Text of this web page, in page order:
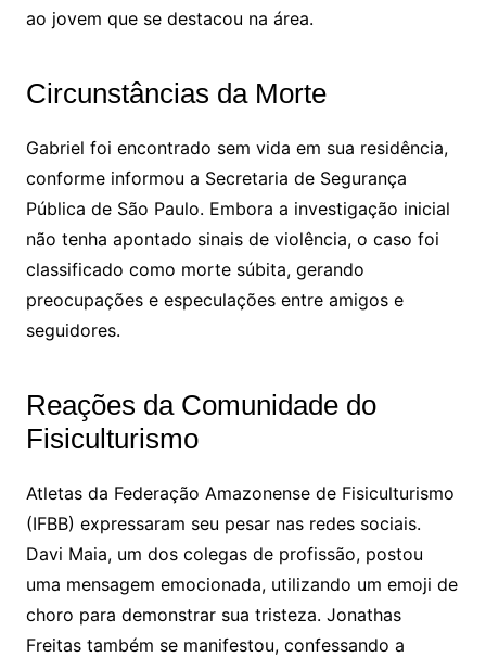
ao jovem que se destacou na área.
Circunstâncias da Morte
Gabriel foi encontrado sem vida em sua residência,
conforme informou a Secretaria de Segurança
Pública de São Paulo. Embora a investigação inicial
não tenha apontado sinais de violência, o caso foi
classificado como morte súbita, gerando
preocupações e especulações entre amigos e
seguidores.
Reações da Comunidade do
Fisiculturismo
Atletas da Federação Amazonense de Fisiculturismo
(IFBB) expressaram seu pesar nas redes sociais.
Davi Maia, um dos colegas de profissão, postou
uma mensagem emocionada, utilizando um emoji de
choro para demonstrar sua tristeza. Jonathas
Freitas também se manifestou, confessando a